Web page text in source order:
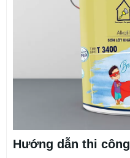
Hướng dẫn thi công